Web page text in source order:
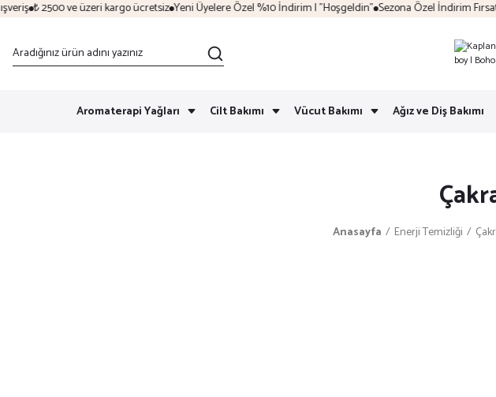
₺ 2500 ve üzeri kargo ücretsiz Yeni Üyelere Özel %10 İndirim | "Hoşgeldin" Sezona Özel İndirim Fırsatları
Aromaterapi Yağları Cilt Bakımı Vücut Bakımı Ağız ve Diş Bakımı
Anasayfa Enerji Temizliği